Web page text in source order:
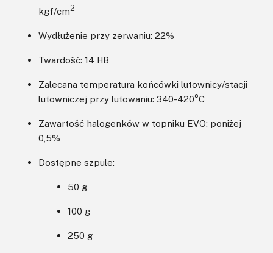
kgf/cm2
Wydłużenie przy zerwaniu: 22%
Twardość: 14 HB
Zalecana temperatura końcówki lutownicy/stacji
lutowniczej przy lutowaniu: 340-420°C
Zawartość halogenków w topniku EVO: poniżej
0,5%
Dostępne szpule:
50 g
100 g
250 g